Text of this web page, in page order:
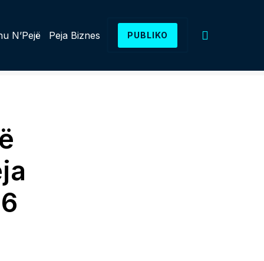
N’Pejë Peja Biznes PUBLIKO